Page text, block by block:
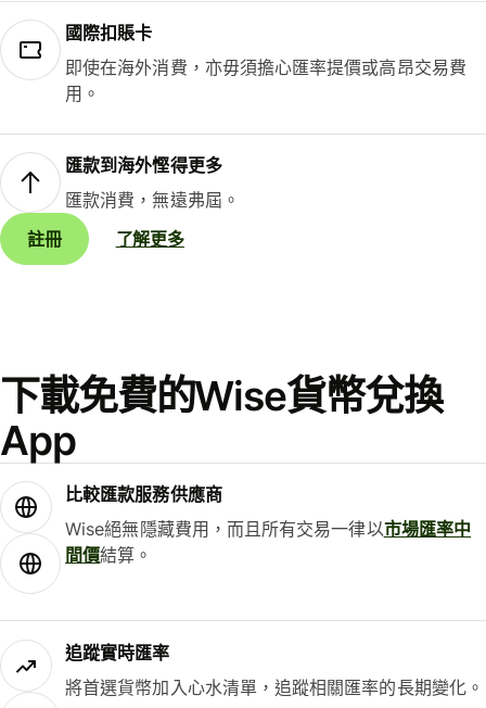
國際扣賬卡
即使在海外消費，亦毋須擔心匯率提價或高昂交易費
用。
匯款到海外慳得更多
匯款消費，無遠弗屆。
註冊
了解更多
下載免費的Wise貨幣兌換
App
比較匯款服務供應商
Wise絕無隱藏費用，而且所有交易一律以市場匯率中
間價結算。
追蹤實時匯率
將首選貨幣加入心水清單，追蹤相關匯率的長期變化。